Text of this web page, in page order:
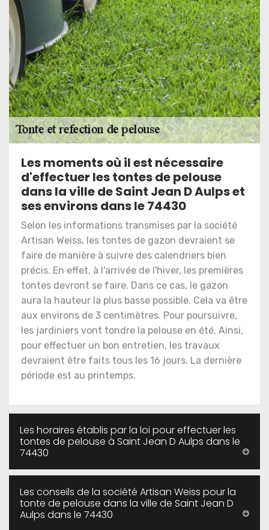
Les moments où il est nécessaire
d'effectuer les tontes de pelouse
dans la ville de Saint Jean D Aulps et
ses environs dans le 74430
Selon les informations transmises par la société
Artisan Weiss, les tontes de gazon devraient se
faire de manière à suivre des calendriers bien
précis. En effet, à l'arrivée de l'hiver, les premières
tontes devront se faire. Dans ce cas, le gazon
aura la hauteur la plus basse possible. Cela va être
aux environs de 3 centimètres. Pour poursuivre,
les jardiniers vont tondre la pelouse en été. Ainsi,
pour effectuer un bon entretien, les travaux
devraient être faits tous les 16 jours. La dernière
période est au printemps.
Les horaires établis par la loi pour effectuer les
tontes de pelouse à Saint Jean D Aulps dans le
74430
Les conseils de la société Artisan Weiss pour la
tonte de pelouse dans la ville de Saint Jean D
Aulps dans le 74430